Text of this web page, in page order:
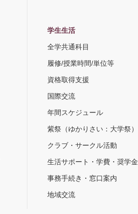
学生生活
全学共通科目
履修/授業時間/単位等
資格取得支援
国際交流
年間スケジュール
紫祭（ゆかりさい：大学祭）
クラブ・サークル活動
生活サポート・学費・奨学金
事務手続き・窓口案内
地域交流